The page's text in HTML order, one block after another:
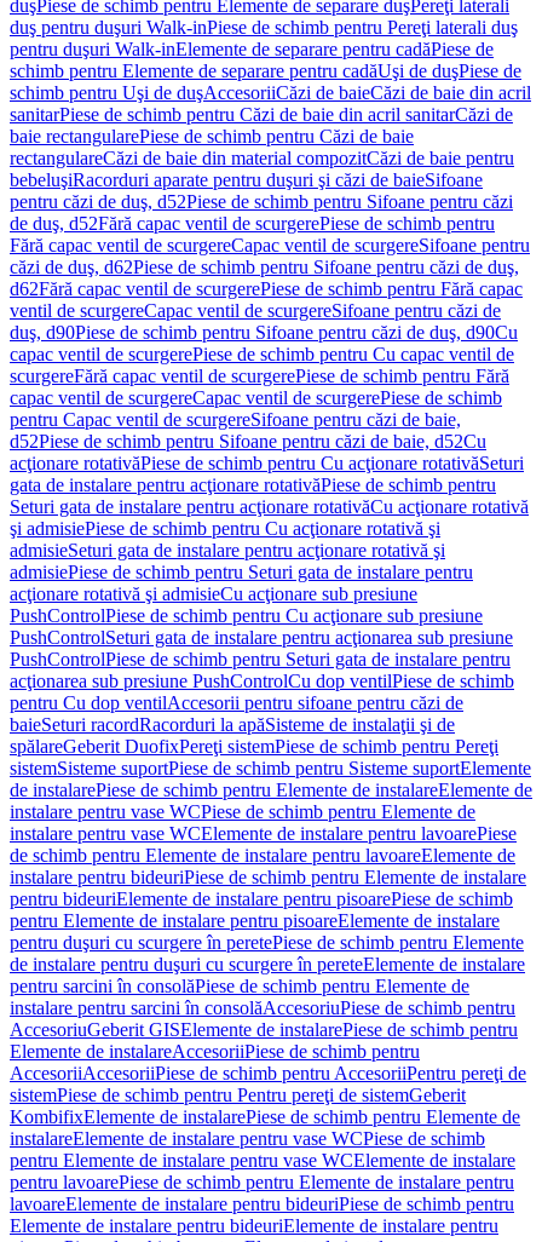
duşPiese de schimb pentru Elemente de separare duşPereţi laterali
duş pentru duşuri Walk-inPiese de schimb pentru Pereţi laterali duş
pentru duşuri Walk-inElemente de separare pentru cadăPiese de
schimb pentru Elemente de separare pentru cadăUşi de duşPiese de
schimb pentru Uşi de duşAccesoriiCăzi de baieCăzi de baie din acril
sanitarPiese de schimb pentru Căzi de baie din acril sanitarCăzi de
baie rectangularePiese de schimb pentru Căzi de baie
rectangulareCăzi de baie din material compozitCăzi de baie pentru
bebeluşiRacorduri aparate pentru duşuri şi căzi de baieSifoane
pentru căzi de duş, d52Piese de schimb pentru Sifoane pentru căzi
de duş, d52Fără capac ventil de scurgerePiese de schimb pentru
Fără capac ventil de scurgereCapac ventil de scurgereSifoane pentru
căzi de duş, d62Piese de schimb pentru Sifoane pentru căzi de duş,
d62Fără capac ventil de scurgerePiese de schimb pentru Fără capac
ventil de scurgereCapac ventil de scurgereSifoane pentru căzi de
duş, d90Piese de schimb pentru Sifoane pentru căzi de duş, d90Cu
capac ventil de scurgerePiese de schimb pentru Cu capac ventil de
scurgereFără capac ventil de scurgerePiese de schimb pentru Fără
capac ventil de scurgereCapac ventil de scurgerePiese de schimb
pentru Capac ventil de scurgereSifoane pentru căzi de baie,
d52Piese de schimb pentru Sifoane pentru căzi de baie, d52Cu
acţionare rotativăPiese de schimb pentru Cu acţionare rotativăSeturi
gata de instalare pentru acţionare rotativăPiese de schimb pentru
Seturi gata de instalare pentru acţionare rotativăCu acţionare rotativă
şi admisiePiese de schimb pentru Cu acţionare rotativă şi
admisieSeturi gata de instalare pentru acţionare rotativă şi
admisiePiese de schimb pentru Seturi gata de instalare pentru
acţionare rotativă şi admisieCu acţionare sub presiune
PushControlPiese de schimb pentru Cu acţionare sub presiune
PushControlSeturi gata de instalare pentru acţionarea sub presiune
PushControlPiese de schimb pentru Seturi gata de instalare pentru
acţionarea sub presiune PushControlCu dop ventilPiese de schimb
pentru Cu dop ventilAccesorii pentru sifoane pentru căzi de
baieSeturi racordRacorduri la apăSisteme de instalaţii şi de
spălareGeberit DuofixPereţi sistemPiese de schimb pentru Pereţi
sistemSisteme suportPiese de schimb pentru Sisteme suportElemente
de instalarePiese de schimb pentru Elemente de instalareElemente de
instalare pentru vase WCPiese de schimb pentru Elemente de
instalare pentru vase WCElemente de instalare pentru lavoarePiese
de schimb pentru Elemente de instalare pentru lavoareElemente de
instalare pentru bideuriPiese de schimb pentru Elemente de instalare
pentru bideuriElemente de instalare pentru pisoarePiese de schimb
pentru Elemente de instalare pentru pisoareElemente de instalare
pentru duşuri cu scurgere în peretePiese de schimb pentru Elemente
de instalare pentru duşuri cu scurgere în pereteElemente de instalare
pentru sarcini în consolăPiese de schimb pentru Elemente de
instalare pentru sarcini în consolăAccesoriuPiese de schimb pentru
AccesoriuGeberit GISElemente de instalarePiese de schimb pentru
Elemente de instalareAccesoriiPiese de schimb pentru
AccesoriiAccesoriiPiese de schimb pentru AccesoriiPentru pereţi de
sistemPiese de schimb pentru Pentru pereţi de sistemGeberit
KombifixElemente de instalarePiese de schimb pentru Elemente de
instalareElemente de instalare pentru vase WCPiese de schimb
pentru Elemente de instalare pentru vase WCElemente de instalare
pentru lavoarePiese de schimb pentru Elemente de instalare pentru
lavoareElemente de instalare pentru bideuriPiese de schimb pentru
Elemente de instalare pentru bideuriElemente de instalare pentru